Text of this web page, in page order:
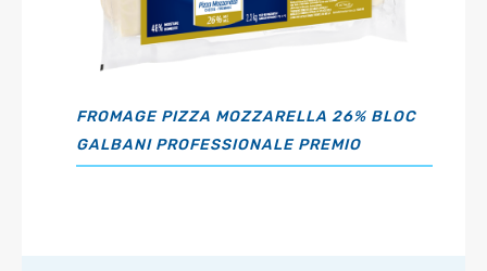
FROMAGE PIZZA MOZZARELLA 26% BLOC
GALBANI PROFESSIONALE PREMIO